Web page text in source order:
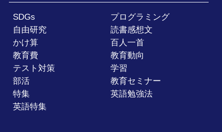
SDGs
プログラミング
自由研究
読書感想文
かけ算
百人一首
教育費
教育動向
テスト対策
学習
部活
教育セミナー
特集
英語勉強法
英語特集